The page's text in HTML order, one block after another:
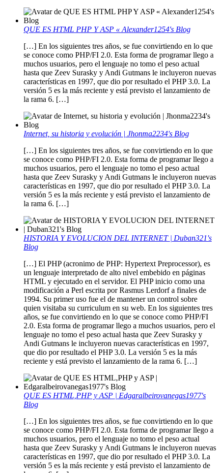
QUE ES HTML PHP Y ASP « Alexander1254's Blog
[…] En los siguientes tres años, se fue convirtiendo en lo que
se conoce como PHP/FI 2.0. Esta forma de programar llego a
muchos usuarios, pero el lenguaje no tomo el peso actual
hasta que Zeev Surasky y Andi Gutmans le incluyeron nuevas
características en 1997, que dio por resultado el PHP 3.0. La
versión 5 es la más reciente y está previsto el lanzamiento de
la rama 6. […]
Internet, su historia y evolución | Jhonma2234's Blog
[…] En los siguientes tres años, se fue convirtiendo en lo que
se conoce como PHP/FI 2.0. Esta forma de programar llego a
muchos usuarios, pero el lenguaje no tomo el peso actual
hasta que Zeev Surasky y Andi Gutmans le incluyeron nuevas
características en 1997, que dio por resultado el PHP 3.0. La
versión 5 es la más reciente y está previsto el lanzamiento de
la rama 6. […]
HISTORIA Y EVOLUCION DEL INTERNET | Duban321's
Blog
[…] El PHP (acronimo de PHP: Hypertext Preprocessor), es
un lenguaje interpretado de alto nivel embebido en páginas
HTML y ejecutado en el servidor. El PHP inicio como una
modificación a Perl escrita por Rasmus Lerdorf a finales de
1994. Su primer uso fue el de mantener un control sobre
quien visitaba su curriculum en su web. En los siguientes tres
años, se fue convirtiendo en lo que se conoce como PHP/FI
2.0. Esta forma de programar llego a muchos usuarios, pero el
lenguaje no tomo el peso actual hasta que Zeev Surasky y
Andi Gutmans le incluyeron nuevas características en 1997,
que dio por resultado el PHP 3.0. La versión 5 es la más
reciente y está previsto el lanzamiento de la rama 6. […]
QUE ES HTML,PHP y ASP | Edgaralbeirovanegas1977's
Blog
[…] En los siguientes tres años, se fue convirtiendo en lo que
se conoce como PHP/FI 2.0. Esta forma de programar llego a
muchos usuarios, pero el lenguaje no tomo el peso actual
hasta que Zeev Surasky y Andi Gutmans le incluyeron nuevas
características en 1997, que dio por resultado el PHP 3.0. La
versión 5 es la más reciente y está previsto el lanzamiento de